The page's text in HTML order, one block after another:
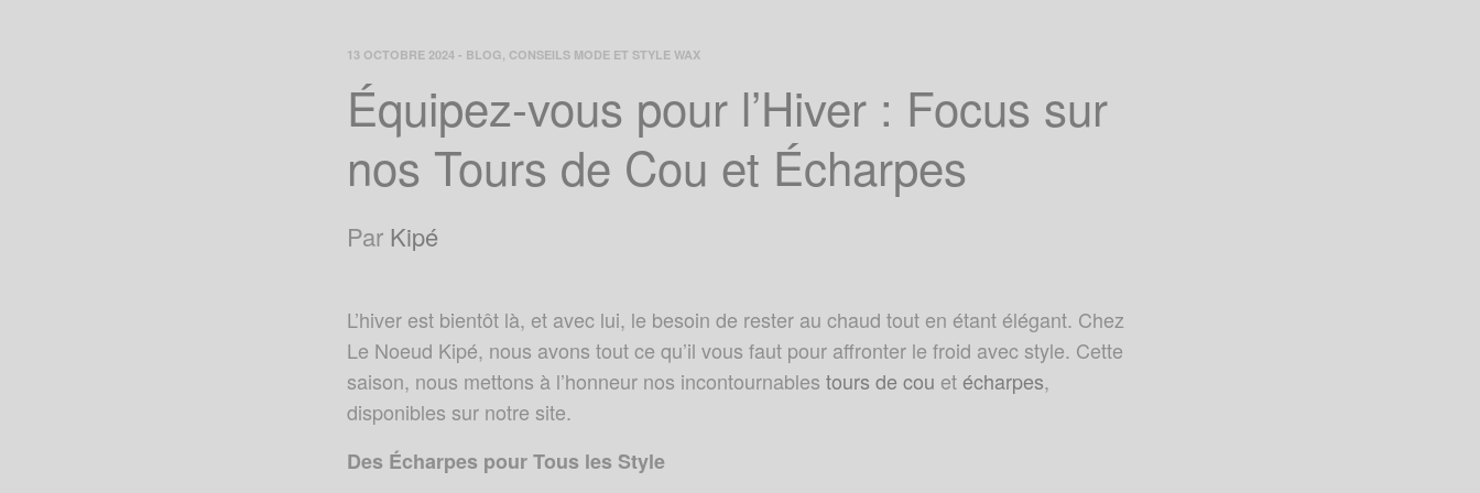
13 OCTOBRE 2024 - BLOG CONSEILS MODE ET STYLE WAX
Équipez-vous pour l’Hiver : Focus sur
nos Tours de Cou et Écharpes
Par Kipé
L’hiver est bientôt là, et avec lui, le besoin de rester au chaud tout en étant élégant. Chez
Le Noeud Kipé, nous avons tout ce qu’il vous faut pour affronter le froid avec style. Cette
saison, nous mettons à l’honneur nos incontournablestours de cou et écharpes,
disponibles sur notre site.
Des Écharpes pour Tous les Style